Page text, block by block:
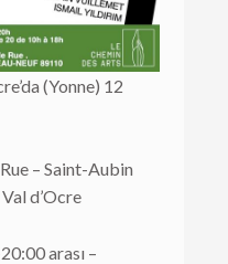
(Yonne) 12
– Saint-Aubin
d’Ocre
arası –